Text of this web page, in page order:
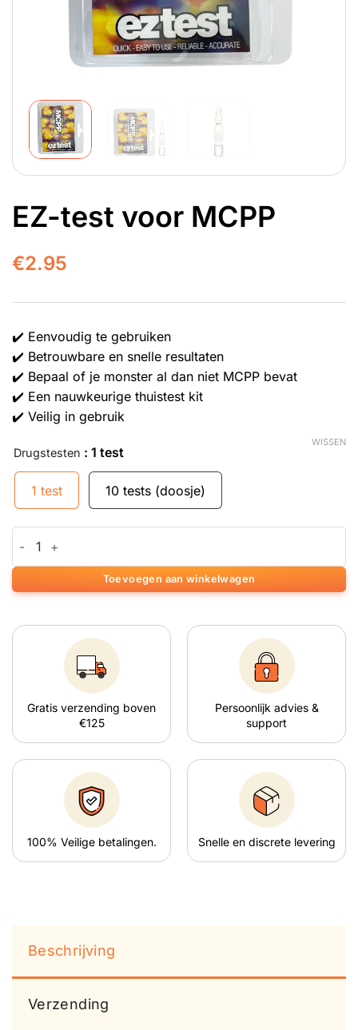
EZ-test voor MCPP
€2.95
✔️ Eenvoudig te gebruiken
✔️ Betrouwbare en snelle resultaten
✔️ Bepaal of je monster al dan niet MCPP bevat
✔️ Een nauwkeurige thuistest kit
✔️ Veilig in gebruik
Drugstesten : 1 test
1 test 10 tests (doosje)
WISSEN
Toevoegen aan winkelwagen
Gratis verzending boven
€125
Persoonlijk advies &
support
100% Veilige betalingen. Snelle en discrete levering
Beschrijving
Verzending